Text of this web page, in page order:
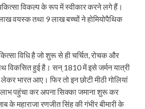
विकल्प के रूप में स्वीकार करने लगे हैं।
वयस्क तथा 9 लाख बच्चों ने होमियोपैथिक
विधि है जो शुरू से ही चर्चित, रोचक और
विकसित हुई है। सन् 1810 में इसे जर्मन यात्री
भारत आए। फिर तो इन छोटी मीठी गोलियां
लाभ पहुंचा कर अपना सिक्का जमाना शुरू कर
के महाराजा रणजीत सिंह की गंभीर बीमारी के